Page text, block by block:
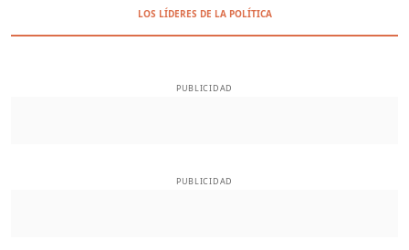
LOS LÍDERES DE LA POLÍTICA
PUBLICIDAD
PUBLICIDAD